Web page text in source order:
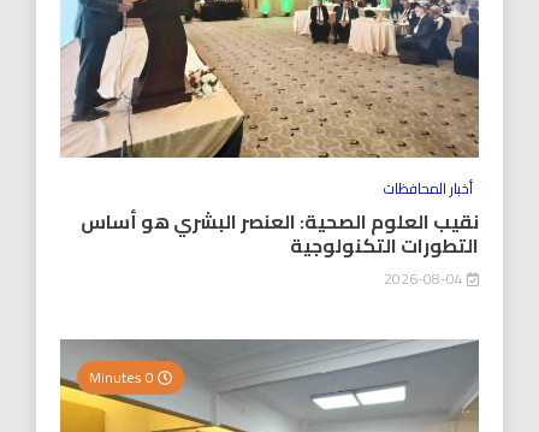
أخبار المحافظات
نقيب العلوم الصحية: العنصر البشري هو أساس
التطورات التكنولوجية